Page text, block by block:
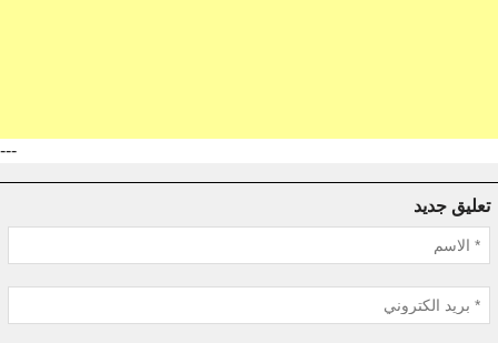
---
تعليق جديد